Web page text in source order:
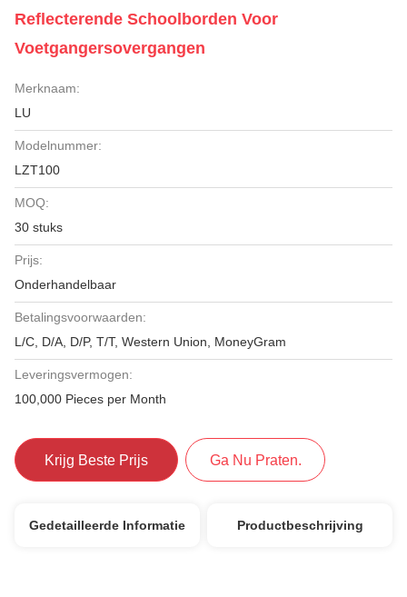
Reflecterende Schoolborden Voor
Voetgangersovergangen
Merknaam:
LU
Modelnummer:
LZT100
MOQ:
30 stuks
Prijs:
Onderhandelbaar
Betalingsvoorwaarden:
L/C, D/A, D/P, T/T, Western Union, MoneyGram
Leveringsvermogen:
100,000 Pieces per Month
Krijg Beste Prijs Ga Nu Praten.
Gedetailleerde Informatie Productbeschrijving